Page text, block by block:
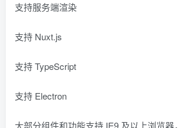
支持服务端渲染
支持 Nuxt.js
支持 TypeScript
支持 Electron